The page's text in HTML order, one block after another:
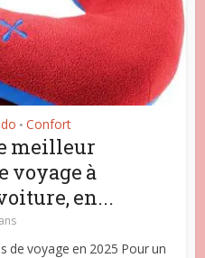
• Confort
meilleur
voyage à
en...
de voyage en 2025 Pour un